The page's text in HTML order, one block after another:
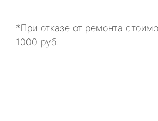
*При отказе от ремонта
1000 руб.